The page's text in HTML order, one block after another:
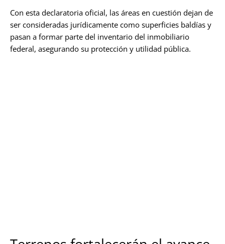
Con esta declaratoria oficial, las áreas en cuestión dejan de
ser consideradas jurídicamente como superficies baldías y
pasan a formar parte del inventario del inmobiliario
federal, asegurando su protección y utilidad pública.